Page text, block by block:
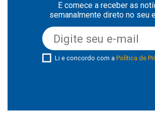
E comece a receber as
semanalmente direto no seu
Li e concordo com a Política de